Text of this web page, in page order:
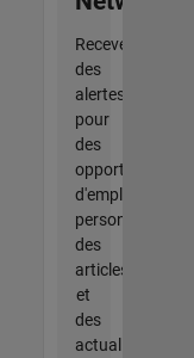
Recevez
des
alertes
pour
des
opportunités
d'emploi
personnalisées,
des
articles
et
des
actualités